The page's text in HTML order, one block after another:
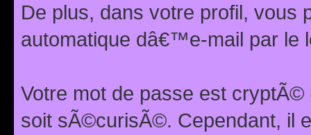
De plus, dans votre profil,
automatique dâ€™e-mail par le
Votre mot de passe est
soit sÃ©curisÃ©. Cependant, il